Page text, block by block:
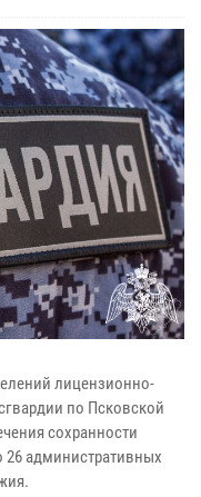
лицензионно-
по Псковской
сохранности
26 административных